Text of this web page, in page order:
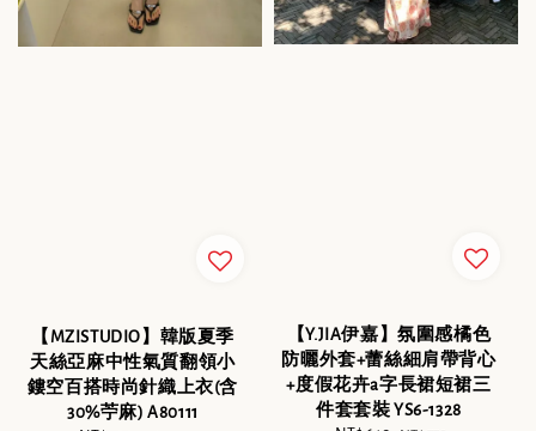
【MZISTUDIO】韓版夏季
天絲亞麻中性氣質翻領小
鏤空百搭時尚針織上衣(含
30%苧麻) A80111
【Y.JIA伊嘉】氛圍感橘色
防曬外套+蕾絲細肩帶背心
+度假花卉a字長裙短裙三
件套套裝 YS6-1328